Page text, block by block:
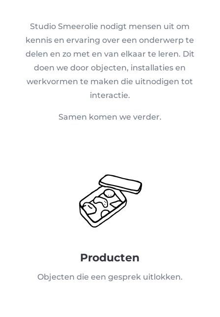
Studio Smeerolie nodigt mensen uit om
kennis en ervaring over een onderwerp te
delen en zo met en van elkaar te leren. Dit
doen we door objecten, installaties en
werkvormen te maken die uitnodigen tot
interactie.
Samen komen we verder.
Producten
Objecten die een gesprek uitlokken.